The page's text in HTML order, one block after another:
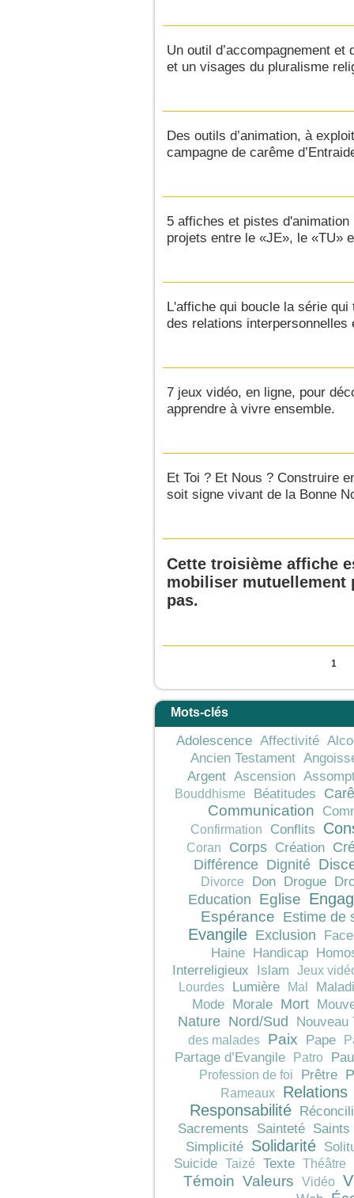
Un outil d’accompagnement
et un visages du pluralisme
Des outils d’animation, à
campagne de carême
5 affiches et pistes
projets entre le «JE», le «TU»
L'affiche qui boucle la série
des relations
7 jeux vidéo, en ligne, pour
apprendre à vivre ensemble.
Et Toi ? Et Nous ? Construire
soit signe vivant de la Bonne
Cette troisième affiche
mobiliser mutuellement
pas.
1
Mots-clés
Adolescence Affectivité
Ancien Testament
Argent Ascension
Bouddhisme Béatitudes
Communication
Confirmation Conflits
Coran Corps Création
Différence Dignité
Divorce Don Drogue
Education Eglise
Espérance Estime de
Evangile Exclusion
Haine Handicap
Interreligieux Islam
Jeux
Lourdes
Lumière Mal
Mode
Morale Mort
Nature Nord/Sud Nouveau
des malades Paix Pape
Partage d’Evangile Patro
Profession de foi Prêtre
Rameaux
Relations
Responsabilité
Sacrements Sainteté Saints
Simplicité Solidarité
Suicide
Taizé Texte Théâtre
Témoin Valeurs Vidéo